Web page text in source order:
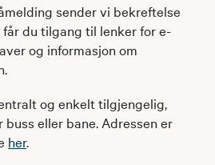
sender vi bekreftelse
du tilgang til lenker for e-
og informasjon om
og enkelt tilgjengelig,
eller bane. Adressen er
her.